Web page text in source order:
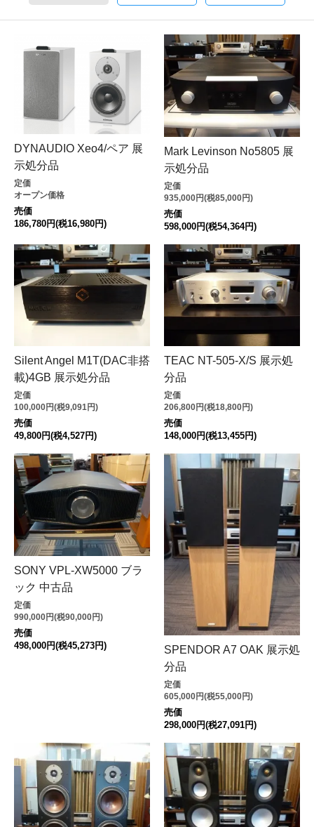
DYNAUDIO Xeo4/ペア 展
示処分品
定価
オープン価格
売価
186,780円(税16,980円)
Mark Levinson No5805 展
示処分品
定価
935,000円(税85,000円)
売価
598,000円(税54,364円)
Silent Angel M1T(DAC非搭
載)4GB 展示処分品
定価
100,000円(税9,091円)
売価
49,800円(税4,527円)
TEAC NT-505-X/S 展示処
分品
定価
206,800円(税18,800円)
売価
148,000円(税13,455円)
SONY VPL-XW5000 ブラ
ック 中古品
定価
990,000円(税90,000円)
売価
498,000円(税45,273円)
SPENDOR A7 OAK 展示処
分品
定価
605,000円(税55,000円)
売価
298,000円(税27,091円)